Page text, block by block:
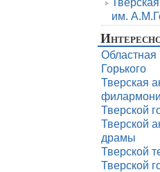
им.
Областная
Горького
Тверская
Тверской
Тверской
драмы
Тверской
Тверской